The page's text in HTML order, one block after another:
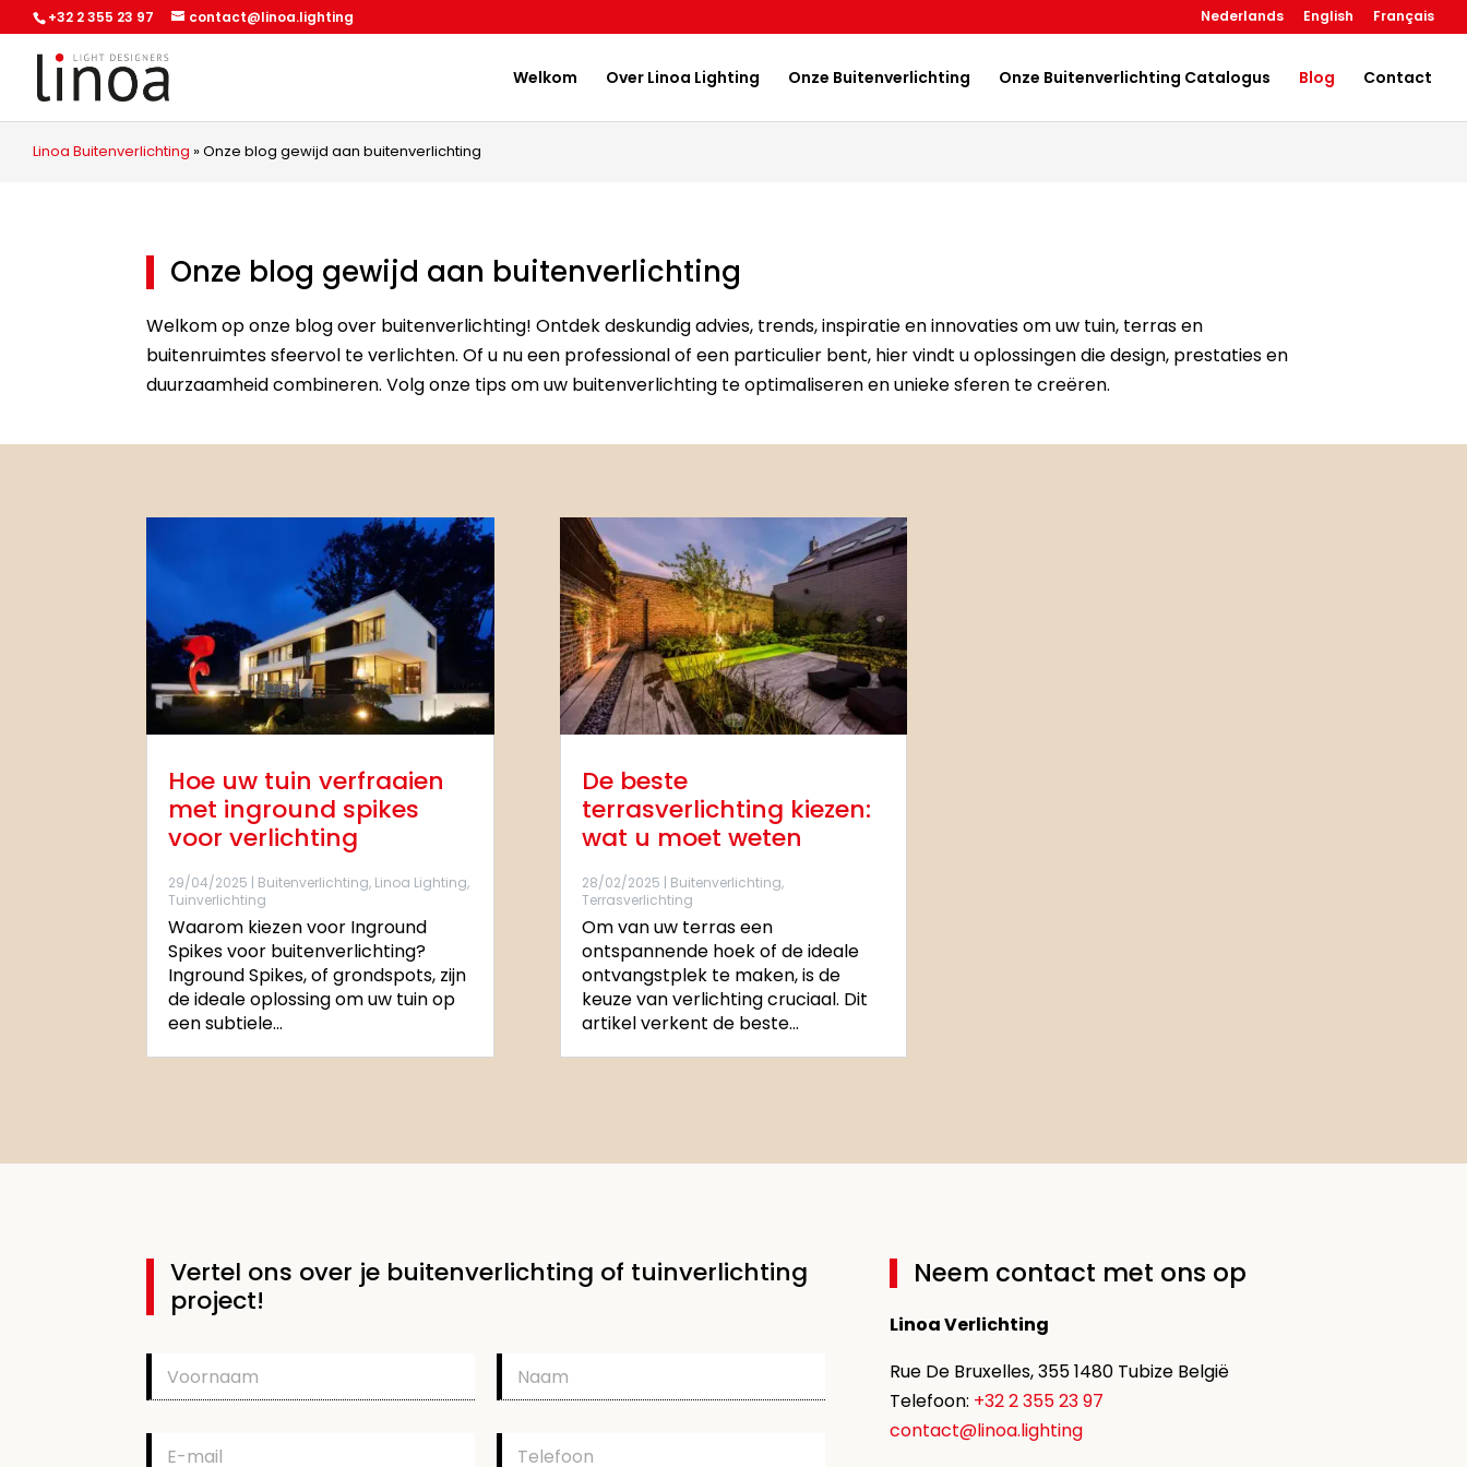
+32 2 355 23 97 contact@linoa.lighting Nederlands English Français
Welkom Over Linoa Lighting Onze Buitenverlichting Onze Buitenverlichting Catalogus Blog Contact
Linoa Buitenverlichting »Onze blog gewijd aan buitenverlichting
Onze blog gewijd aan buitenverlichting
Welkom op onze blog over buitenverlichting! Ontdek deskundig advies, trends, inspiratie en innovaties om uw tuin, terras en
buitenruimtes sfeervol te verlichten. Of u nu een professional of een particulier bent, hier vindt u oplossingen die design, prestaties en
duurzaamheid combineren. Volg onze tips om uw buitenverlichting te optimaliseren en unieke sferen te creëren.
Hoe uw tuin verfraaien
met inground spikes
voor verlichting
29/04/2025 | Buitenverlichting, Linoa Lighting,
Tuinverlichting
Waarom kiezen voor Inground
Spikes voor buitenverlichting?
Inground Spikes, of grondspots, zijn
de ideale oplossing om uw tuin op
een subtiele...
De beste
terrasverlichting kiezen:
wat u moet weten
28/02/2025 | Buitenverlichting,
Terrasverlichting
Om van uw terras een
ontspannende hoek of de ideale
ontvangstplek te maken, is de
keuze van verlichting cruciaal. Dit
artikel verkent de beste...
Vertel ons over je buitenverlichting of tuinverlichting
project!
o
a
Neem contact met ons op
Linoa Verlichting
Rue De Bruxelles, 355 1480 Tubize België
Telefoon: +32 2 355 23 97
contact@linoa.lighting